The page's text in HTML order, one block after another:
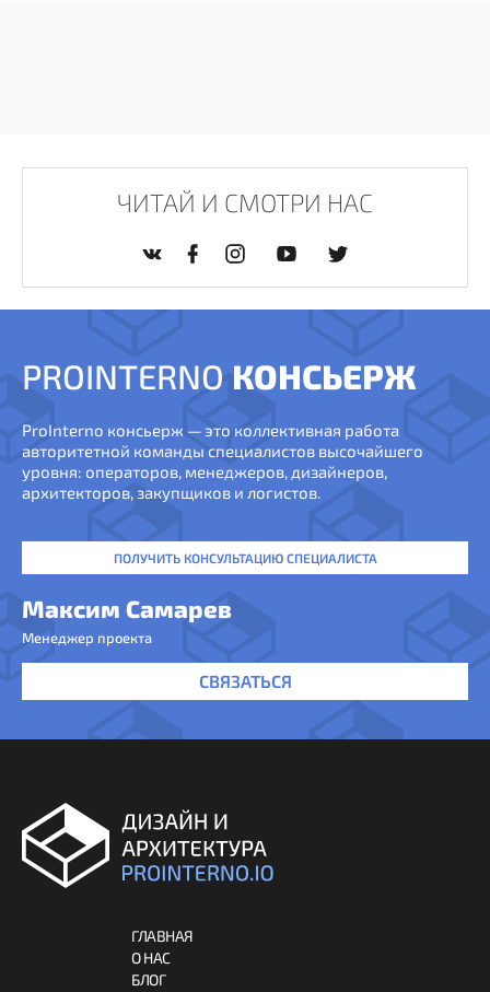
ЧИТАЙ И СМОТРИ НАС
PROINTERNO КОНСЬЕРЖ
ProInterno консьерж — это коллективная работа
авторитетной команды специалистов высочайшего
уровня: операторов, менеджеров, дизайнеров,
архитекторов, закупщиков и логистов.
ПОЛУЧИТЬ КОНСУЛЬТАЦИЮ СПЕЦИАЛИСТА
Максим Самарев
Менеджер проекта
СВЯЗАТЬСЯ
ГЛАВНАЯ
О НАС
БЛОГ